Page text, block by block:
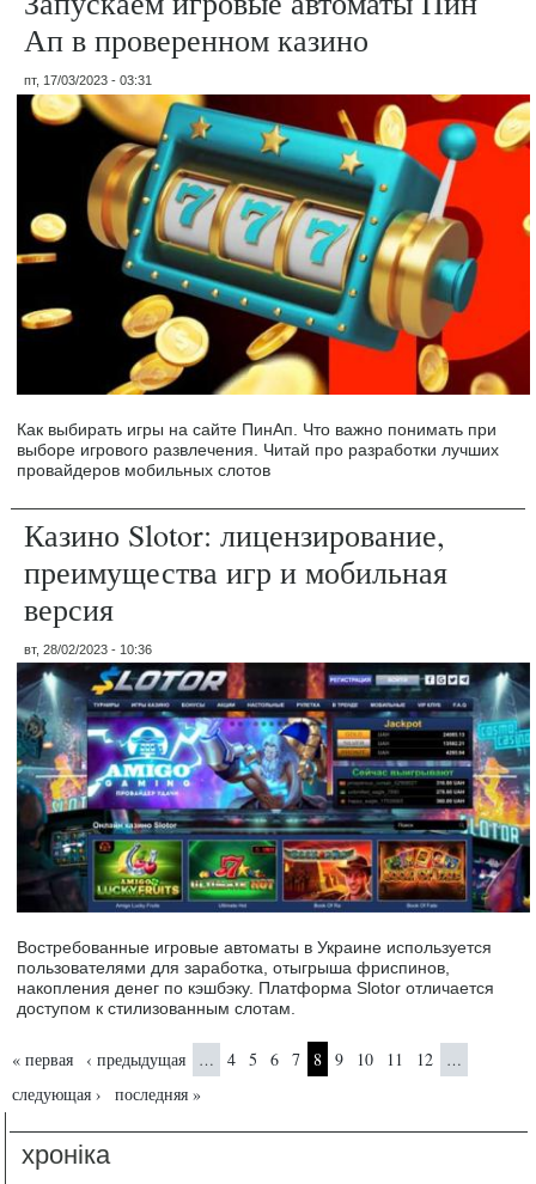
Ап в проверенном казино
пт, 17/03/2023 - 03:31
Как выбирать игры на сайте ПинАп. Что важно понимать при
выборе игрового развлечения. Читай про разработки лучших
провайдеров мобильных слотов
Казино Slotor: лицензирование,
преимущества игр и мобильная
версия
вт, 28/02/2023 - 10:36
Востребованные игровые автоматы в Украине используется
пользователями для заработка, отыгрыша фриспинов,
накопления денег по кэшбэку. Платформа Slotor отличается
доступом к стилизованным слотам.
Страницы
« первая ‹ предыдущая … 4 5 6 7 8 9 10 11 12 …
следующая › последняя »
хроніка